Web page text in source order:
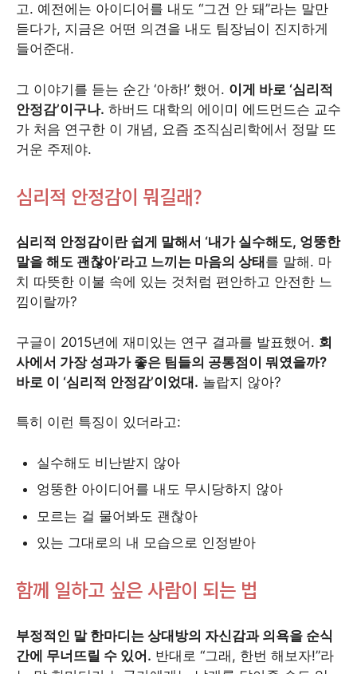
고. 예전에는 아이디어를 내도 “그건 안 돼”라는 말만
듣다가, 지금은 어떤 의견을 내도 팀장님이 진지하게
들어준대.
그 이야기를 듣는 순간 ‘아하!’ 했어. 이게 바로 ‘심리적
안정감’이구나. 하버드 대학의 에이미 에드먼드슨 교수
가 처음 연구한 이 개념, 요즘 조직심리학에서 정말 뜨
거운 주제야.
심리적 안정감이 뭐길래?
심리적 안정감이란 쉽게 말해서 ‘내가 실수해도, 엉뚱한
말을 해도 괜찮아’라고 느끼는 마음의 상태 를 말해. 마
치 따뜻한 이불 속에 있는 것처럼 편안하고 안전한 느
낌이랄까?
구글이 2015년에 재미있는 연구 결과를 발표했어. 회
사에서 가장 성과가 좋은 팀들의 공통점이 뭐였을까?
바로 이 ‘심리적 안정감’이었대. 놀랍지 않아?
특히 이런 특징이 있더라고:
실수해도 비난받지 않아
엉뚱한 아이디어를 내도 무시당하지 않아
모르는 걸 물어봐도 괜찮아
있는 그대로의 내 모습으로 인정받아
함께 일하고 싶은 사람이 되는 법
부정적인 말 한마디는 상대방의 자신감과 의욕을 순식
간에 무너뜨릴 수 있어. 반대로 “그래, 한번 해보자!”라